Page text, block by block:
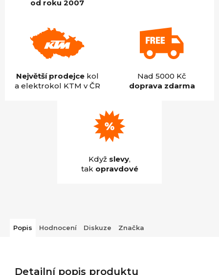
od roku 2007
Největší prodejcekol
a elektrokol KTM v ČR
Nad 5000 Kč
doprava zdarma
Když slevy,
tak opravdové
Popis Hodnocení Diskuze Značka
Detailní popis produktu